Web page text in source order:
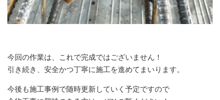
今回の作業は、これで完成ではございません！
引き続き、安全かつ丁寧に施工を進めてまいります。
今後も施工事例で随時更新していく予定ですので